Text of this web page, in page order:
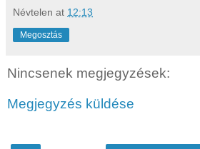
Névtelen at 12:13
Megosztás
Nincsenek megjegyzések:
Megjegyzés küldése